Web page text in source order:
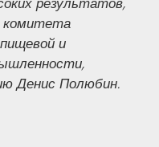
комитета
и
Денис Полюбин.